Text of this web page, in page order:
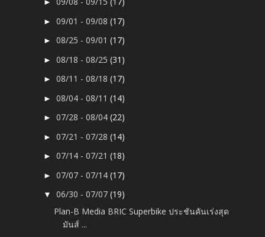
►
►09/01 - 09/08(17)
►08/25 - 09/01(17)
►08/18 - 08/25(31)
►08/11 - 08/18(17)
►08/04 - 08/11(14)
►07/28 - 08/04(22)
►07/21 - 07/28(14)
►07/14 - 07/21(18)
►07/07 - 07/14(17)
▼06/30 - 07/07(19)
Plan-B Media BRIC Superbike ประชันคันเร่งสุด
มันส์ ...